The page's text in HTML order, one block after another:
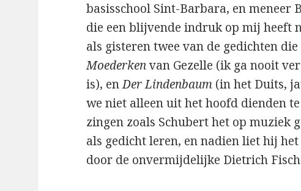
basisschool Sint-Barbara, en meneer
die een blijvende indruk op mij heeft
als gisteren twee van de gedichten
Moederkenvan Gezelle (ik ga nooit
is), enDer Lindenbaum (in het Duits,
we niet alleen uit het hoofd dienden
zingen zoals Schubert het op muziek
als gedicht leren, en nadien liet hij
door de onvermijdelijke Dietrich